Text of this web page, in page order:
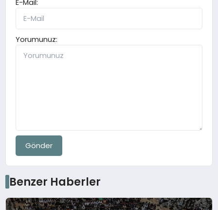
E-Mail:
Yorumunuz:
Gönder
Benzer Haberler